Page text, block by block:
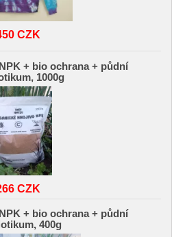
CZK
+ bio ochrana + půdní
1000g
CZK
+ bio ochrana + půdní
400g